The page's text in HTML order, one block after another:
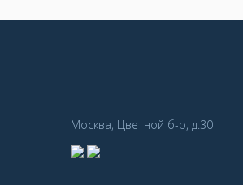
Москва, Цветной б-р, д.30